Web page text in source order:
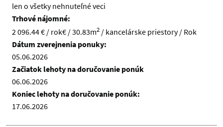
len o všetky nehnuteľné veci
Trhové nájomné:
2 096.44 € / rok€ / 30.83m2 / kancelárske priestory / Rok
Dátum zverejnenia ponuky:
05.06.2026
Začiatok lehoty na doručovanie ponúk
06.06.2026
Koniec lehoty na doručovanie ponúk:
17.06.2026